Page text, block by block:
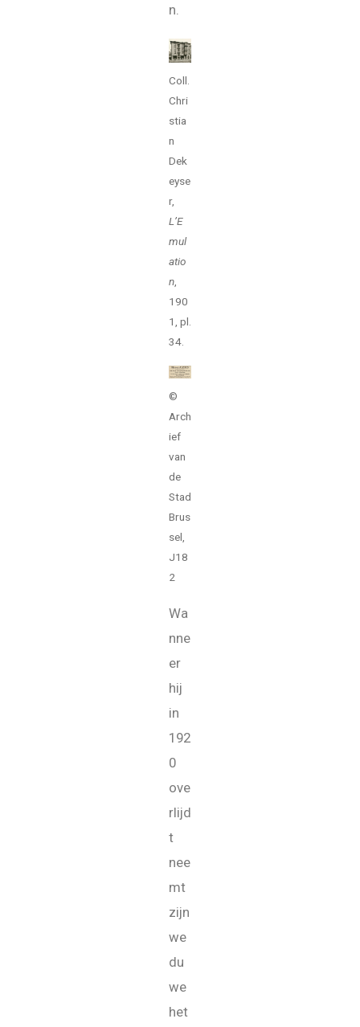
n.
Coll.
Chri
stia
n
Dek
eyse
r,
L’E
mul
atio
n
190
1, pl.
34.
©
Arch
ief
van
de
Stad
Brus
sel,
J18
2
Wa
nne
er
hij
in
192
0
ove
rlijd
t
nee
mt
zijn
we
du
we
het